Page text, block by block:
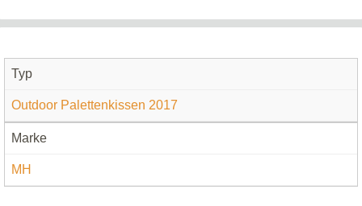
Typ
Outdoor Palettenkissen 2017
Marke
MH